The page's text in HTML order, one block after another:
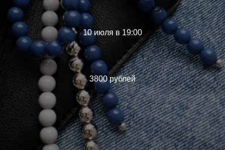
10 июля в 19:00
3800 рублей